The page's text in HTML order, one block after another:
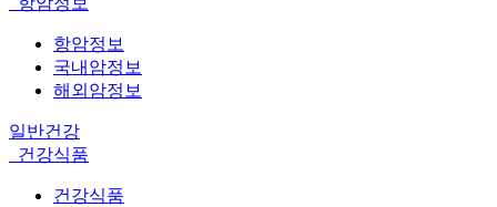
항암정보
국내암정보
해외암정보
일반건강
건강식품
건강식품